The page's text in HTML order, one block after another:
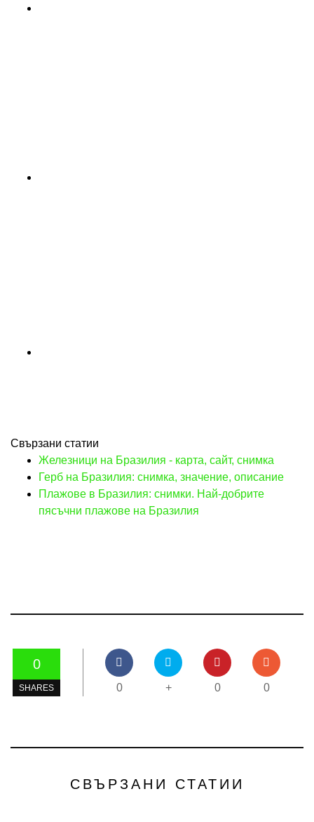
Свързани статии
Железници на Бразилия - карта, сайт, снимка
Герб на Бразилия: снимка, значение, описание
Плажове в Бразилия: снимки. Най-добрите
пясъчни плажове на Бразилия
0
SHARES 0 + 0 0
СВЪРЗАНИ СТАТИИ